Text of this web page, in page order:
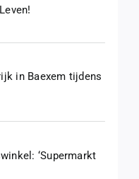
in Baexem tijdens
‘Supermarkt